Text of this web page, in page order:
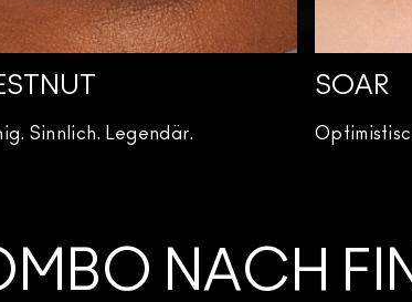
Sinnlich. Legendär.
SOAR
NACH